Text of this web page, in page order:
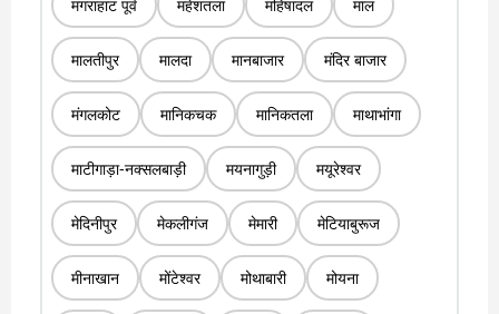
मगराहाट पूर्व महेशतला महिषादल माल
मालतीपुर मालदा मानबाजार मंदिर बाजार
मंगलकोट मानिकचक मानिकतला माथाभांगा
माटीगाड़ा-नक्सलबाड़ी मयनागुड़ी मयूरेश्वर
मेदिनीपुर मेकलीगंज मेमारी मेटियाबुरूज
मीनाखान मोंटेश्वर मोथाबारी मोयना